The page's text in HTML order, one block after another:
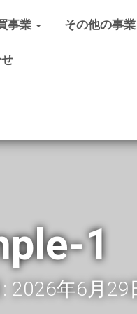
事業 その他の事業
1
2026年6月29